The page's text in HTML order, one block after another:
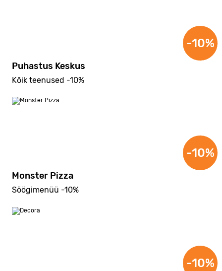
Puhastus Keskus
Kõik teenused -10%
-10%
Monster Pizza
Söögimenüü -10%
-10%
-10%